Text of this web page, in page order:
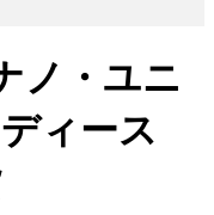
ノ・ユニ
ィース